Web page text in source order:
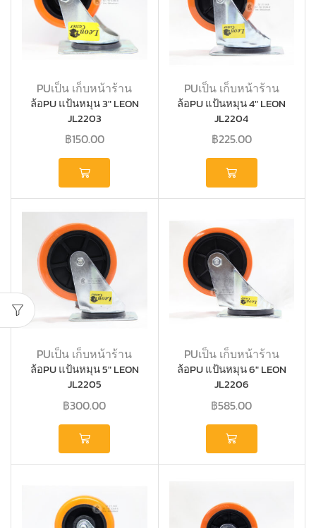
PUเป็น เก็บหน้าร้าน
ล้อPU แป้นหมุน 3″ LEON
JL2203
฿150.00
PUเป็น เก็บหน้าร้าน
ล้อPU แป้นหมุน 4″ LEON
JL2204
฿225.00
PUเป็น เก็บหน้าร้าน
ล้อPU แป้นหมุน 5″ LEON
JL2205
฿300.00
PUเป็น เก็บหน้าร้าน
ล้อPU แป้นหมุน 6″ LEON
JL2206
฿585.00